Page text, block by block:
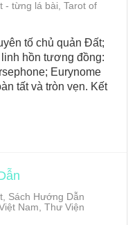
- từng lá bài,Tarot of
tố chủ quản Đất;
hồn tương đồng:
Eurynome
tất và tròn vẹn. Kết
, Sách Hướng Dẫn
Nam,Thư Viện